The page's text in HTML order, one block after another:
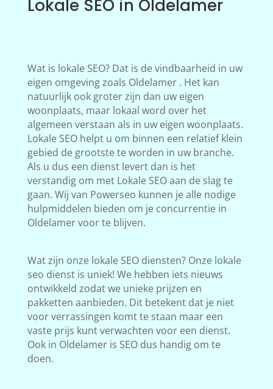
Lokale SEO in Oldelamer
Wat is lokale SEO? Dat is de vindbaarheid in uw
eigen omgeving zoals Oldelamer . Het kan
natuurlijk ook groter zijn dan uw eigen
woonplaats, maar lokaal word over het
algemeen verstaan als in uw eigen woonplaats.
Lokale SEO helpt u om binnen een relatief klein
gebied de grootste te worden in uw branche.
Als u dus een dienst levert dan is het
verstandig om met Lokale SEO aan de slag te
gaan. Wij van Powerseo kunnen je alle nodige
hulpmiddelen bieden om je concurrentie in
Oldelamer voor te blijven.
Wat zijn onze lokale SEO diensten? Onze lokale
seo dienst is uniek! We hebben iets nieuws
ontwikkeld zodat we unieke prijzen en
pakketten aanbieden. Dit betekent dat je niet
voor verrassingen komt te staan maar een
vaste prijs kunt verwachten voor een dienst.
Ook in Oldelamer is SEO dus handig om te
doen.